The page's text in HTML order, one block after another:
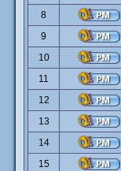
8
9
10
11
12
13
14
15